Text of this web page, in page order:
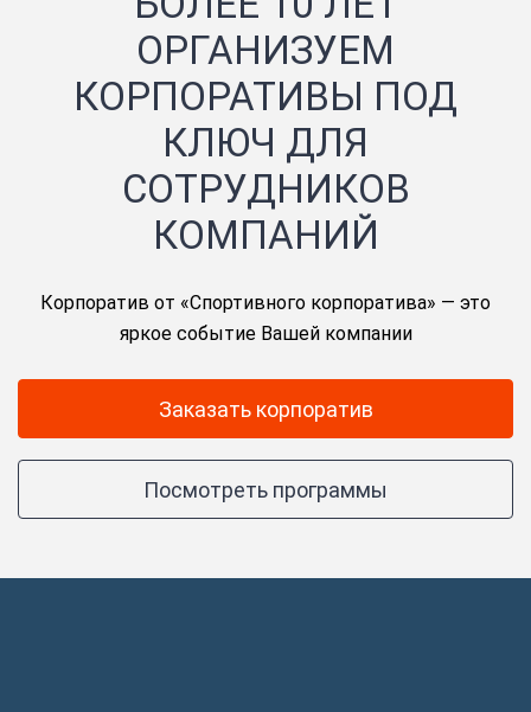
ОРГАНИЗУЕМ
КОРПОРАТИВЫ ПОД
КЛЮЧ ДЛЯ
СОТРУДНИКОВ
КОМПАНИЙ
Корпоратив от «Спортивного корпоратива» — это
яркое событие Вашей компании
Заказать корпоратив
Посмотреть программы